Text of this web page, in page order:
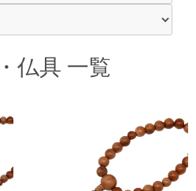
仏具 一覧